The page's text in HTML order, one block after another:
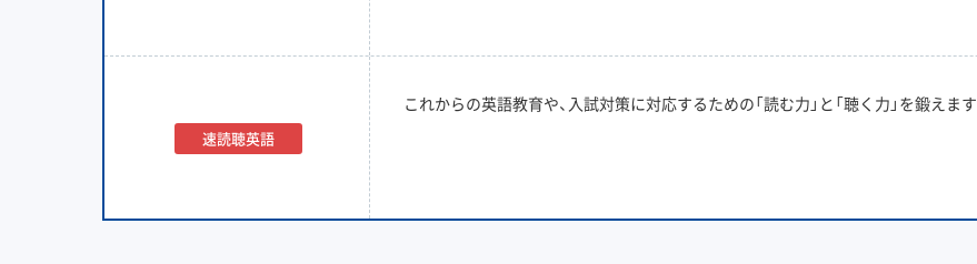
速読聴英語
これからの英語教育や、入試対策に対応するための「読む力」と「聴く力」を鍛えます